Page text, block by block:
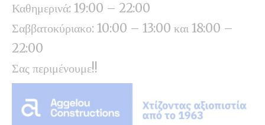
Καθημερινά: 19:00 – 22:00
Σαββατοκύριακο: 10:00 – 13:00 και 18:00 –
22:00
Σας περιμένουμε!!